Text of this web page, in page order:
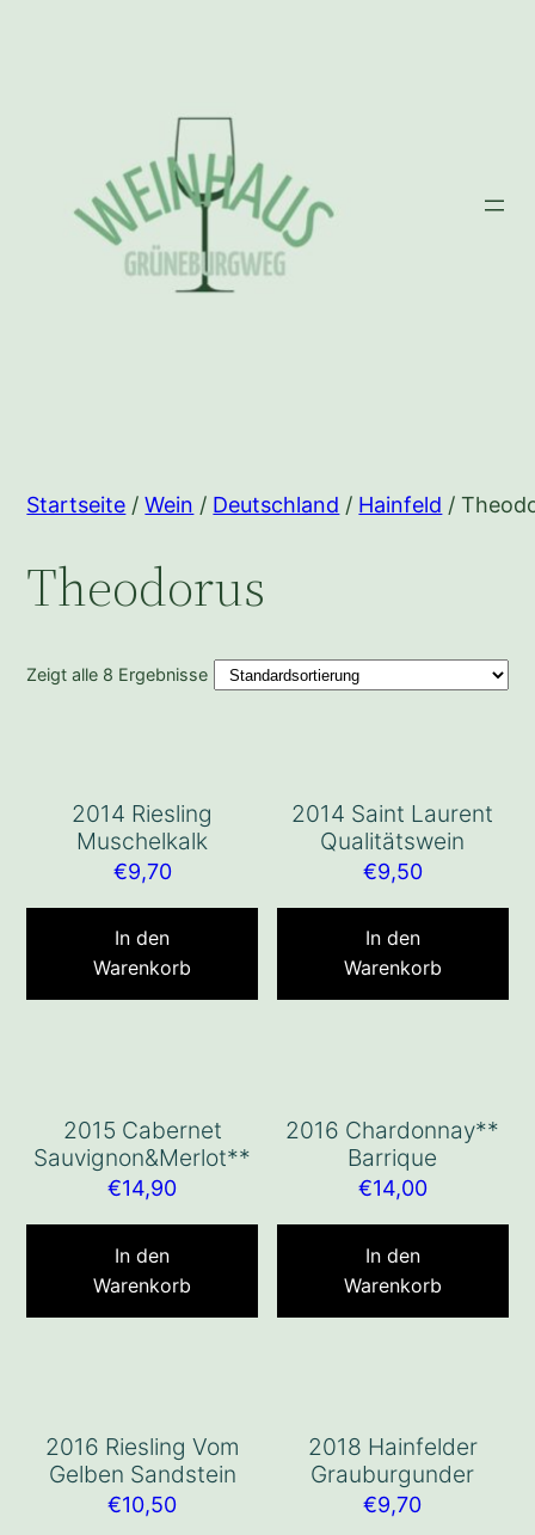
Startseite /Wein / Deutschland / Hainfeld /
Theodorus
Zeigt alle 8 Ergebnisse
2014 Riesling
Muschelkalk
€9,70
In den
Warenkorb
2014 Saint Laurent
Qualitätswein
€9,50
In den
Warenkorb
2015 Cabernet
Sauvignon&Merlot**
€14,90
In den
Warenkorb
2016 Chardonnay**
Barrique
€14,00
In den
Warenkorb
2016 Riesling Vom
Gelben Sandstein
€10,50
2018 Hainfelder
Grauburgunder
€9,70